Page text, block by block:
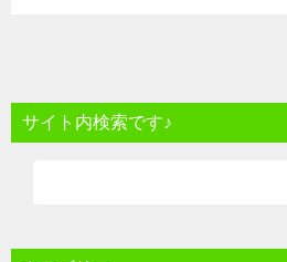
サイト内検索です♪